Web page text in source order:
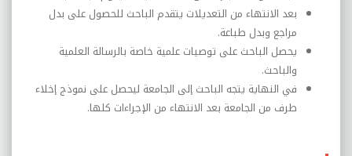
بعد الانتهاء من التعديلات يتقدم الباحث للحصول على بدل
مراجع وبدل طباعة.
يحصل الباحث على توصيات علمية خاصة بالرسالة العلمية
والباحث.
في النهاية يتجه الباحث إلى الجامعة ليحصل على نموذج إخلاء
طرف من الجامعة بعد الانتهاء من الإجراءات كلها.